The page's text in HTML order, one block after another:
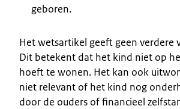
geboren.
Het wetsartikel geeft geen verdere
Dit betekent dat het kind niet op
hoeft te wonen. Het kan ook
niet relevant of het kind nog
door de ouders of financieel